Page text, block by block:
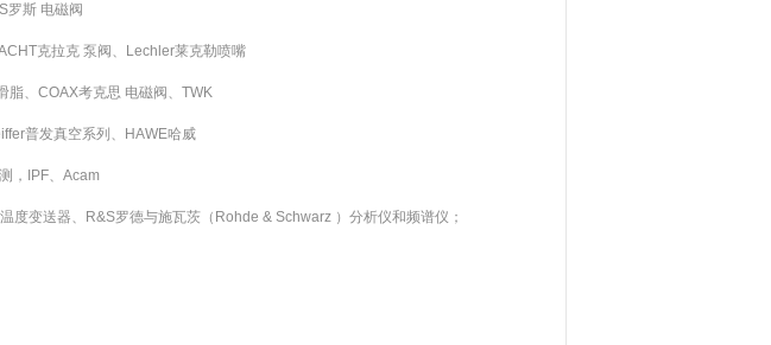
罗斯 电磁阀
克拉克 泵阀、Lechler莱克勒喷嘴
脂、COAX考克思 电磁阀、TWK
普发真空系列、HAWE哈威
，IPF、Acam
度变送器、R&S罗德与施瓦茨（Rohde & Schwarz ）分析仪和频谱仪；